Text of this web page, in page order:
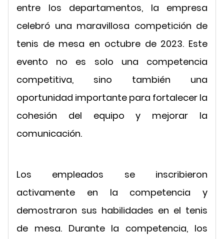
entre los departamentos, la empresa
celebró una maravillosa competición de
tenis de mesa en octubre de 2023. Este
evento no es solo una competencia
competitiva, sino también una
oportunidad importante para fortalecer la
cohesión del equipo y mejorar la
comunicación.
Los empleados se inscribieron
activamente en la competencia y
demostraron sus habilidades en el tenis
de mesa. Durante la competencia, los